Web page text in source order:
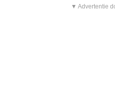
▼ Advertentie